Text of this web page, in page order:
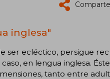
inglesa"
ser ecléctico, persigue
en lengua inglesa.
tanto entre